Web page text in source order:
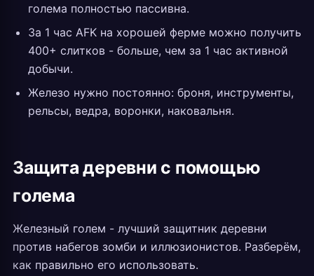
голема полностью пассивна.
За 1 час AFK на хорошей ферме можно получить
400+ слитков - больше, чем за 1 час активной
добычи.
Железо нужно постоянно: броня, инструменты,
рельсы, ведра, воронки, наковальня.
Защита деревни с помощью
голема
Железный голем - лучший защитник деревни
против набегов зомби и иллюзионистов. Разберём,
как правильно его использовать.